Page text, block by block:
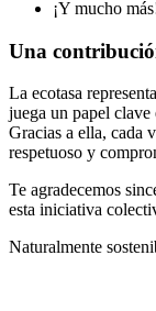
¡Y mucho
Una
La ecotasa
juega un papel
Gracias a ella, cada
respetuoso y
Te agradecemos
esta iniciativa
Naturalmente